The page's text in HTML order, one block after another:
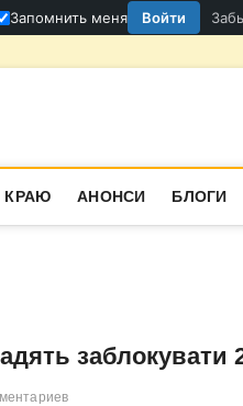
Запомнить меня Войти
КРАЮ АНОНСИ БЛОГИ
заблокувати